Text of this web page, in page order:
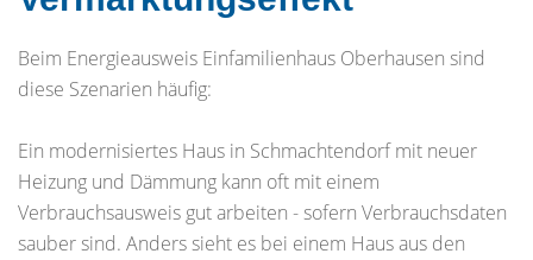
Beim Energieausweis Einfamilienhaus Oberhausen sind
diese Szenarien häufig:
Ein modernisiertes Haus in Schmachtendorf mit neuer
Heizung und Dämmung kann oft mit einem
Verbrauchsausweis gut arbeiten - sofern Verbrauchsdaten
sauber sind. Anders sieht es bei einem Haus aus den